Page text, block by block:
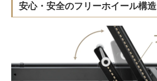
安心・安全のフリーホイール構造